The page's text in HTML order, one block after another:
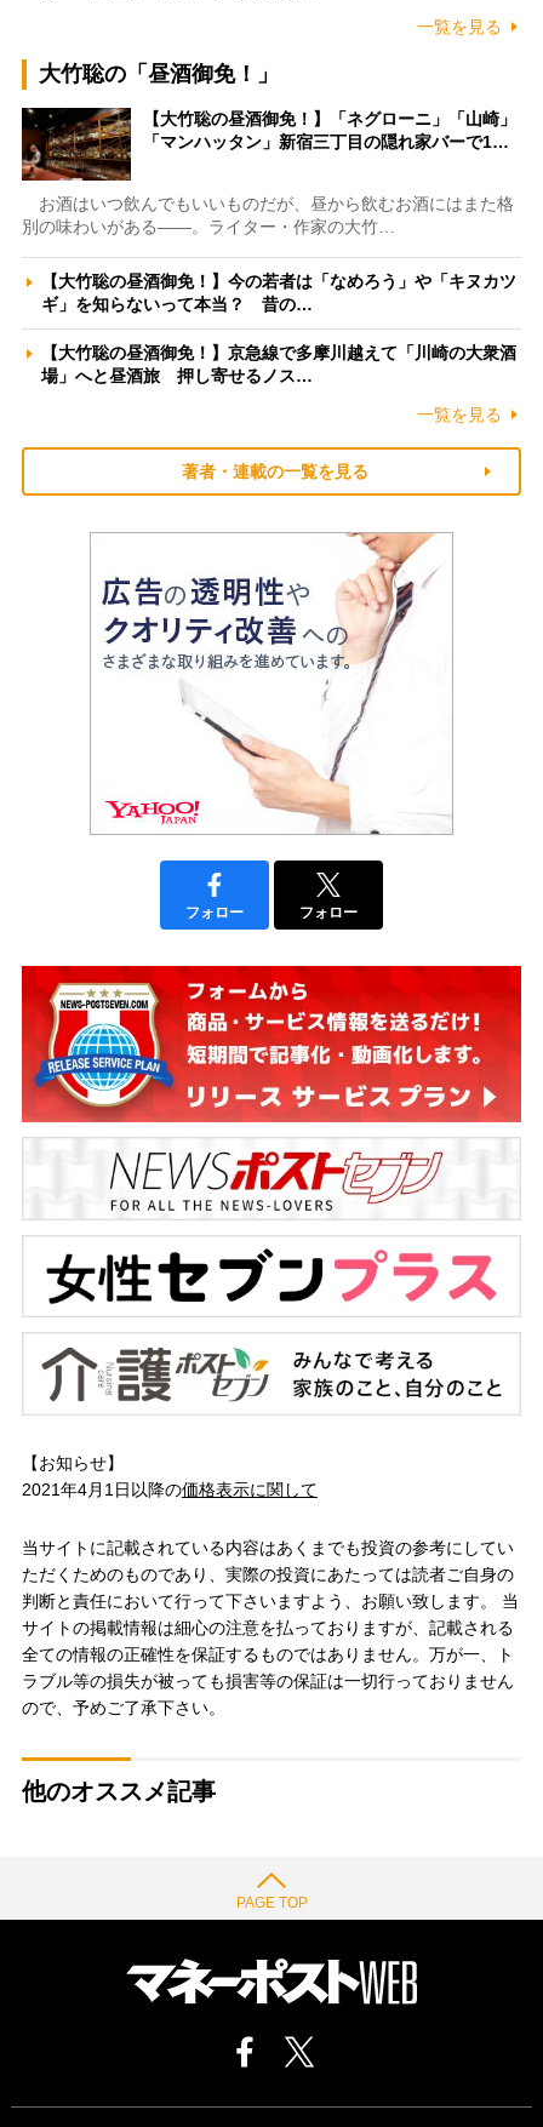
一覧を見る
大竹聡の「昼酒御免！」
【大竹聡の昼酒御免！】「ネグローニ」「山崎」
「マンハッタン」新宿三丁目の隠れ家バーで1…
お酒はいつ飲んでもいいものだが、昼から飲むお酒にはまた格
別の味わいがある――。ライター・作家の大竹…
【大竹聡の昼酒御免！】今の若者は「なめろう」や「キヌカツ
ギ」を知らないって本当？ 昔の…
【大竹聡の昼酒御免！】京急線で多摩川越えて「川崎の大衆酒
場」へと昼酒旅 押し寄せるノス…
一覧を見る
著者・連載の一覧を見る
フォロー フォロー
【お知らせ】
2021年4月1日以降の価格表示に関して
当サイトに記載されている内容はあくまでも投資の参考にしてい
ただくためのものであり、実際の投資にあたっては読者ご自身の
判断と責任において行って下さいますよう、お願い致します。 当
サイトの掲載情報は細心の注意を払っておりますが、記載される
全ての情報の正確性を保証するものではありません。万が一、ト
ラブル等の損失が被っても損害等の保証は一切行っておりません
ので、予めご了承下さい。
他のオススメ記事
PAGE TOP